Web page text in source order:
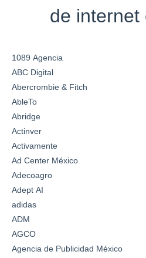
de internet
1089 Agencia
ABC Digital
Abercrombie & Fitch
AbleTo
Abridge
Actinver
Activamente
Ad Center México
Adecoagro
Adept AI
adidas
ADM
AGCO
Agencia de Publicidad México